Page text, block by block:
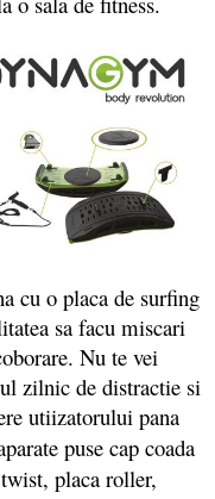
cu o placa de surfing
sa facu miscari
Nu te vei
zilnic de distractie si
utiizatorului pana
puse cap coada
placa roller,